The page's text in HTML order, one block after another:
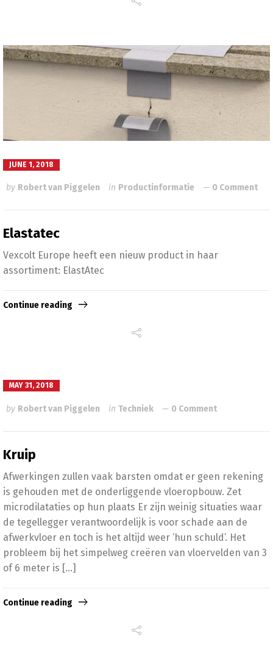
JUNE 1, 2018
by Robert van Piggelen in Productinformatie 0 Comment
Elastatec
Vexcolt Europe heeft een nieuw product in haar
assortiment: ElastAtec
Continue reading
MAY 31, 2018
by Robert van Piggelen in Techniek 0 Comment
Kruip
Afwerkingen zullen vaak barsten omdat er geen rekening
is gehouden met de onderliggende vloeropbouw. Zet
microdilataties op hun plaats Er zijn weinig situaties waar
de tegellegger verantwoordelijk is voor schade aan de
afwerkvloer en toch is het altijd weer ‘hun schuld’. Het
probleem bij het simpelweg creëren van vloervelden van 3
of 6 meter is […]
Continue reading